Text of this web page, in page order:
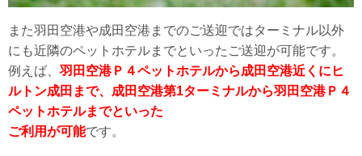
また羽田空港や成田空港までのご送迎ではターミナル以外
にも近隣のペットホテルまでといったご送迎が可能です。
例えば、 羽田空港Ｐ４ペットホテルから成田空港近くにヒ
ルトン成田まで、成田空港第1ターミナルから羽田空港Ｐ４
ペットホテルまでといった
ご利用が可能です。